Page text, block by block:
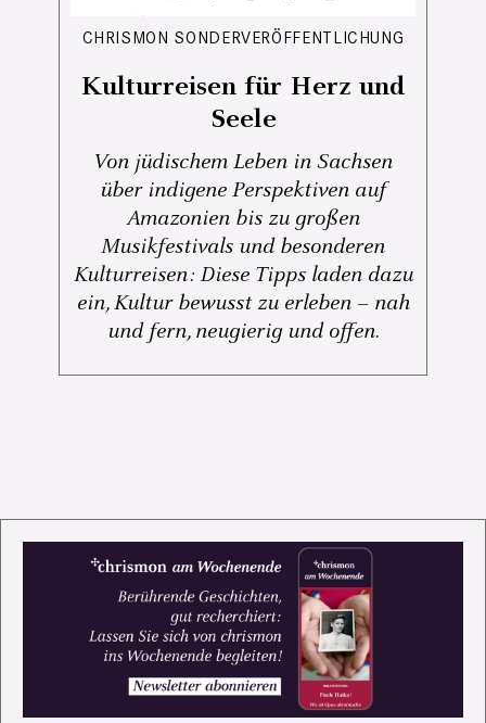
CHRISMON SONDERVERÖFFENTLICHUNG
Kulturreisen für Herz und
Seele
Von jüdischem Leben in Sachsen
über indigene Perspektiven auf
Amazonien bis zu großen
Musikfestivals und besonderen
Kulturreisen: Diese Tipps laden dazu
ein, Kultur bewusst zu erleben – nah
und fern, neugierig und offen.